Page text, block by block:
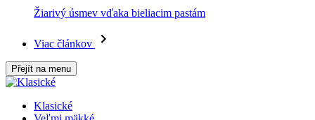
Žiarivý úsmev vďaka bieliacim pastám
Viac článkov
Přejít na menu
Klasické